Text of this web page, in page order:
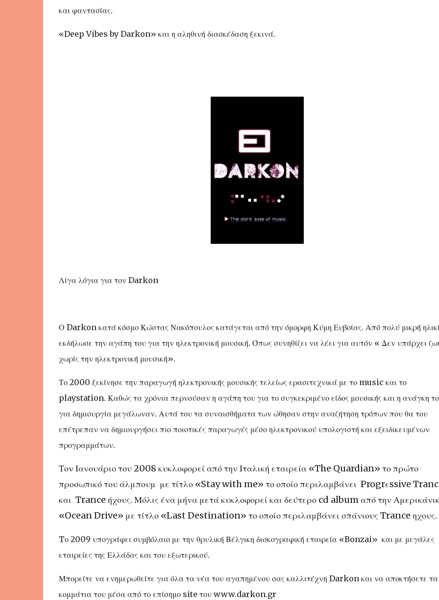
και φαντασίας.
«Deep Vibes by Darkon» και η αληθινή διασκέδαση ξεκινά.
Λίγα λόγια για τον Darkon
Ο Darkon κατά κόσμο Κώστας Νακόπουλος κατάγεται από την όμορφη Κύμη Ευβοίας. Από πολύ μικρή
εκδήλωσε την αγάπη του για την ηλεκτρονική μουσική. Όπως συνηθίζει να λέει για αυτόν « Δεν υπάρχει
χωρίς την ηλεκτρονική μουσική».
Το 2000 ξεκίνησε την παραγωγή ηλεκτρονικής μουσικής τελείως ερασιτεχνικά με το music και το
playstation. Καθώς τα χρόνια περνούσαν η αγάπη του για το συγκεκριμένο είδος μουσικής και η ανάγκη
για δημιουργία μεγάλωναν. Αυτά του τα συναισθήματα των ώθησαν στην αναζήτηση τρόπων που θα του
επέτρεπαν να δημιουργήσει πιο ποιοτικές παραγωγές μέσο ηλεκτρονικού υπολογιστή και εξειδικευμένων
προγραμμάτων.
Τον Ιανουάριο του 2008 κυκλοφορεί από την Ιταλική εταιρεία «The Quardian» το πρώτο
προσωπικό του άλμπουμ με τίτλο «Stay with me» το οποίο περιλαμβάνει Progrεssive
και Trance ήχους. Μόλις ένα μήνα μετά κυκλοφορεί και δεύτερο cd album από την
«Ocean Drive» με τίτλο «Last Destination» το οποίο περιλαμβάνει σπάνιους Trance ηχους.
Tο 2009 υπογράφει συμβόλαιο με την θρυλική Βέλγικη δισκογραφική εταιρεία «Bonzai» και με μεγάλες
εταιρείες της Ελλάδας και του εξωτερικού.
Μπορείτε να ενημερωθείτε για όλα τα νέα του αγαπημένου σας καλλιτέχνη Darkon και να αποκτήσετε τα
κομμάτια του μέσα από το επίσημο site του www.darkon.gr